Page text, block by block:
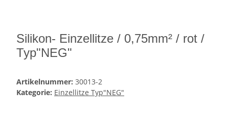
Silikon- Einzellitze / 0,75mm² / rot /
Typ"NEG"
Artikelnummer: 30013-2
Kategorie: Einzellitze Typ"NEG"